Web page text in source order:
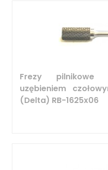
Frezy pilnikowe
uzębieniem
(Delta) RB-1625x06